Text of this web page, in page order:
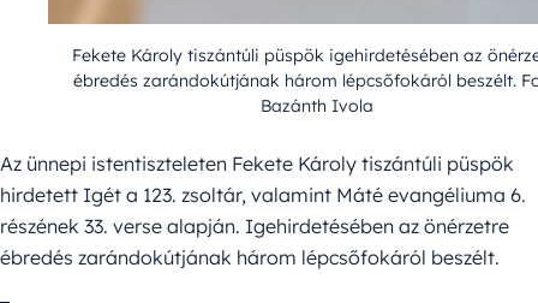
Fekete Károly tiszántúli püspök igehirdetésében az
ébredés zarándokútjának három lépcsőfokáról beszélt.
Bazánth Ivola
Az ünnepi istentiszteleten Fekete Károly tiszántúli püspök
hirdetett Igét a 123. zsoltár, valamint Máté evangéliuma 6.
ré­szének 33. verse alapján. Igehirdetésében az önérzetre
ébredés zarándokútjának három lépcsőfokáról beszélt.